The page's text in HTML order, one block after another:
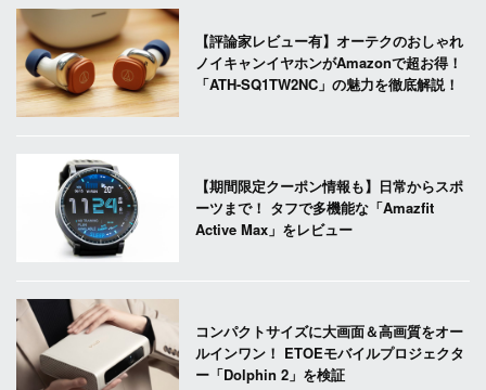
【評論家レビュー有】オーテクのおしゃれ
ノイキャンイヤホンがAmazonで超お得！
「ATH-SQ1TW2NC」の魅力を徹底解説！
【期間限定クーポン情報も】日常からスポ
ーツまで！ タフで多機能な「Amazfit
Active Max」をレビュー
コンパクトサイズに大画面＆高画質をオー
ルインワン！ ETOEモバイルプロジェクタ
ー「Dolphin 2」を検証